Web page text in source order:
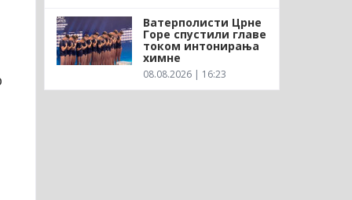
Ватерполисти Црне
Горе спустили главе
током интонирања
химне
08.08.2026 | 16:23